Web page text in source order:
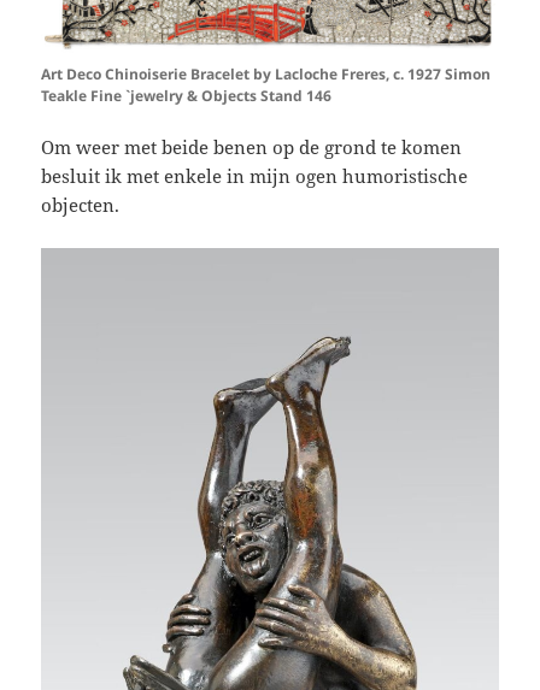
Art Deco Chinoiserie Bracelet by Lacloche Freres, c. 1927 Simon
Teakle Fine `jewelry & Objects Stand 146
Om weer met beide benen op de grond te komen
besluit ik met enkele in mijn ogen humoristische
objecten.